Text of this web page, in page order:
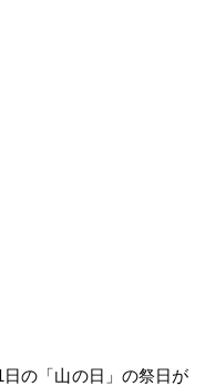
の「山の日」の祭日が